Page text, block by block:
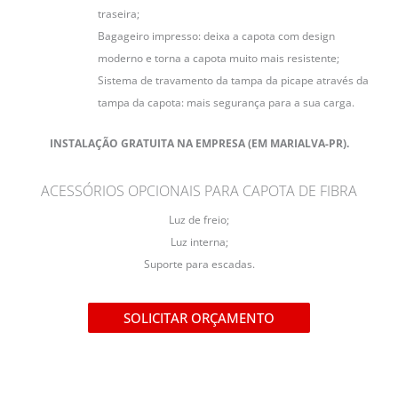
traseira;
Bagageiro impresso: deixa a capota com design
moderno e torna a capota muito mais resistente;
Sistema de travamento da tampa da picape através da
tampa da capota: mais segurança para a sua carga.
INSTALAÇÃO GRATUITA NA EMPRESA (EM MARIALVA-PR).
ACESSÓRIOS OPCIONAIS PARA CAPOTA DE FIBRA
Luz de freio;
Luz interna;
Suporte para escadas.
SOLICITAR ORÇAMENTO